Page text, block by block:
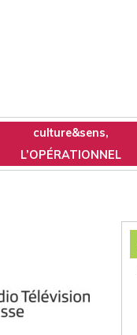
culture&sens,
L’OPÉRATIONNEL